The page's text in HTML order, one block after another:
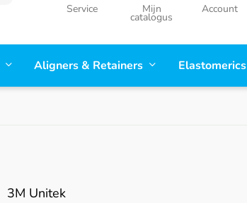
Account
Mijn
catalogus
Service
Aligners & Retainers Elastomerics
3M Unitek